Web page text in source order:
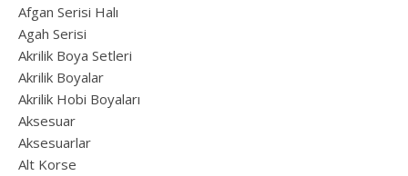
Afgan Serisi Halı
Agah Serisi
Akrilik Boya Setleri
Akrilik Boyalar
Akrilik Hobi Boyaları
Aksesuar
Aksesuarlar
Alt Korse